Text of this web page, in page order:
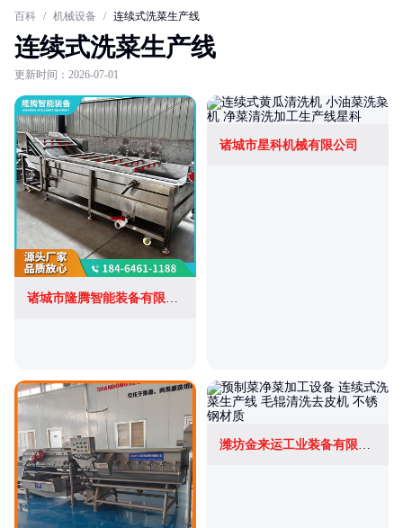
百科 / 机械设备 / 连续式洗菜生产线
连续式洗菜生产线
更新时间：2026-07-01
诸城市隆腾智能装备有限公司
诸城市星科机械有限公司